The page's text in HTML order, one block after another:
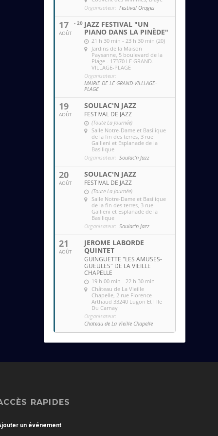
Organisateur: Festival Orages
17
AOÛT
- 20 JAZZ FESTIVAL "UN
PIANO DANS LA PINÈDE"
21 h 30 min - 23 h 30 min (20)
Jardins de la Maison
Paysanne , 5 boulevard de la
Plage - 17370 LE GRAND-
VILLAGE-PLAGE
Organisateur:
MAIRIE DE LE GRAND-VILLLAGE-
PLAGE
19
AOÛT
SOULAC'N JAZZ
FESTIVAL DE JAZZ
(Toute La Journée)
Salle Notre-Dame et Basilique
de la fin des terres , 3 rue
Gallieni et Esplanade de la
Basilique
Organisateur: Soulac'n Jazz
20
AOÛT
SOULAC'N JAZZ
FESTIVAL DE JAZZ
(Toute La Journée)
Salle Notre-Dame et Basilique
de la fin des terres , 3 rue
Gallieni et Esplanade de la
Basilique
Organisateur: Soulac'n Jazz
21
AOÛT
JEROME LABORDE
QUINTET
GUINGUETTE "LES AMUSES-
GUEULES" DE LA VIEILLE
CHAPELLE
19 h 00 min - 22 h 30 min
Château de La Vieille
Chapelle , 2 rue Florence
Arthaud 33240 Lugon Et l Ile
Du Carnay
Organisateur:
Chateau de La Vieille Chapelle
RAPIDES
un événement